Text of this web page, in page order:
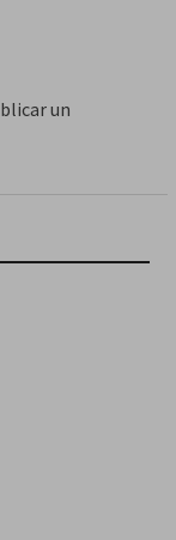
un